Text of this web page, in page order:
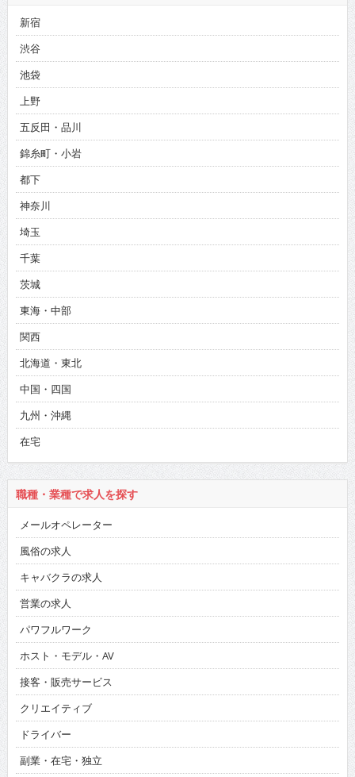
新宿
渋谷
池袋
上野
五反田・品川
錦糸町・小岩
都下
神奈川
埼玉
千葉
茨城
東海・中部
関西
北海道・東北
中国・四国
九州・沖縄
在宅
職種・業種で求人を探す
メールオペレーター
風俗の求人
キャバクラの求人
営業の求人
パワフルワーク
ホスト・モデル・AV
接客・販売サービス
クリエイティブ
ドライバー
副業・在宅・独立